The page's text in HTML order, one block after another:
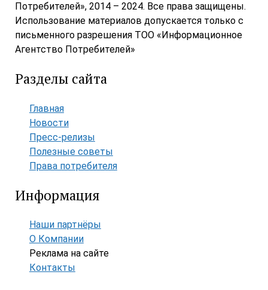
Потребителей», 2014 – 2024. Все права защищены.
Использование материалов допускается только с
письменного разрешения ТОО «Информационное
Агентство Потребителей»
Разделы сайта
Главная
Новости
Пресс-релизы
Полезные советы
Права потребителя
Информация
Наши партнёры
О Компании
Реклама на сайте
Контакты